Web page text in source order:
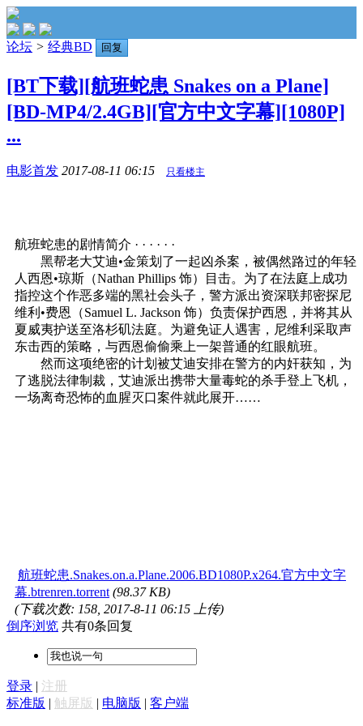
论坛 > 经典BD 回复
[BT下载][航班蛇患 Snakes on a Plane]
[BD-MP4/2.4GB][官方中文字幕][1080P]
...
电影首发 2017-08-11 06:15 只看楼主
航班蛇患的剧情简介 · · · · · ·
黑帮老大艾迪•金策划了一起凶杀案，被偶然路过的年轻
人西恩•琼斯（Nathan Phillips 饰）目击。为了在法庭上成功
指控这个作恶多端的黑社会头子，警方派出资深联邦密探尼
维利•费恩（Samuel L. Jackson 饰）负责保护西恩，并将其从
夏威夷护送至洛杉矶法庭。为避免证人遇害，尼维利采取声
东击西的策略，与西恩偷偷乘上一架普通的红眼航班。
然而这项绝密的计划被艾迪安排在警方的内奸获知，为
了逃脱法律制裁，艾迪派出携带大量毒蛇的杀手登上飞机，
一场离奇恐怖的血腥灭口案件就此展开……
航班蛇患.Snakes.on.a.Plane.2006.BD1080P.x264.官方中文字
幕.btrenren.torrent (98.37 KB)
(下载次数: 158, 2017-8-11 06:15 上传)
倒序浏览 共有0条回复
登录 | 注册
标准版 | 触屏版 | 电脑版 | 客户端